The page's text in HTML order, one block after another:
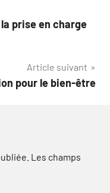
prise en charge
Article suivant
pour le bien-être
Les champs